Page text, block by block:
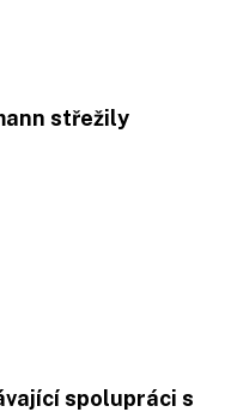
střežily
spolupráci s